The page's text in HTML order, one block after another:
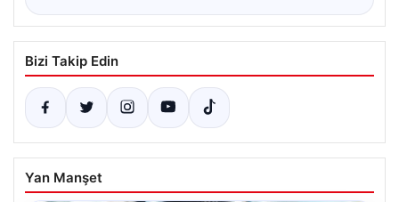
Bizi Takip Edin
Yan Manşet